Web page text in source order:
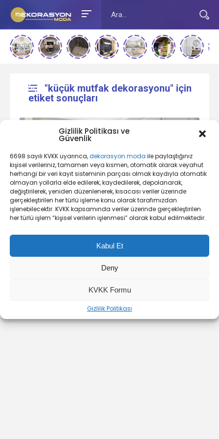
Gizlilik Politikası ve
Güvenlik
6698 sayılı KVKK uyarınca,dekorasyon.moda ile paylaştığınız
kişisel verileriniz, tamamen veya kısmen, otomatik olarak veyahut
herhangi bir veri kayıt sisteminin parçası olmak kaydıyla otomatik
olmayan yollarla elde edilerek, kaydedilerek, depolanarak,
değiştirilerek, yeniden düzenlenerek, kısacası veriler üzerinde
gerçekleştirilen her türlü işleme konu olarak tarafımızdan
işlenebilecektir. KVKK kapsamında veriler üzerinde gerçekleştirilen
her türlü işlem “kişisel verilerin işlenmesi” olarak kabul edilmektedir.
Kabul Et
Deny
KVKK Formu
Gizlilik Politikası
"küçük mutfak dekorasyonu" için
etiket sonuçları
Mutfak Dekorasyonu Nedir?